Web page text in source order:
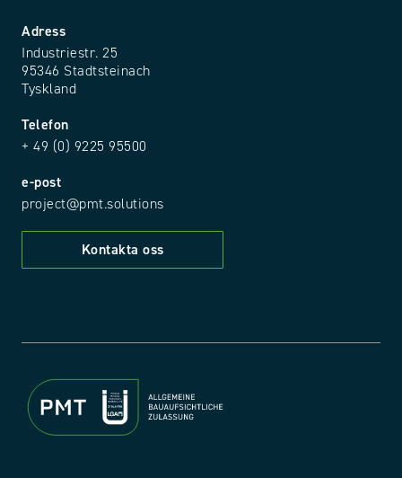
Adress
Industriestr. 25
95346 Stadtsteinach
Tyskland
Telefon
+ 49 (0) 9225 95500
e-post
project@pmt.solutions
Kontakta oss